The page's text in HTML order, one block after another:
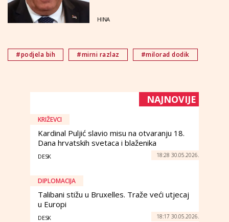
HINA
#podjela bih #mirni razlaz #milorad dodik
NAJNOVIJE
KRIŽEVCI
Kardinal Puljić slavio misu na otvaranju 18.
Dana hrvatskih svetaca i blaženika
DESK 18:28 30.05.2026.
DIPLOMACIJA
Talibani stižu u Bruxelles. Traže veći utjecaj
u Europi
DESK 18:17 30.05.2026.